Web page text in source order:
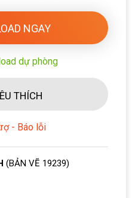
NGAY
dự phòng
THÍCH
- Báo lỗi
(BẢN VẼ 19239)